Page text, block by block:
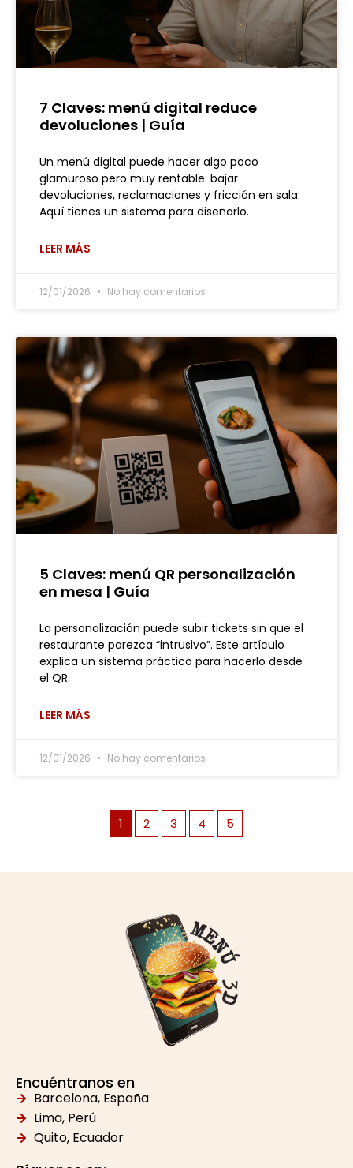
7 Claves: menú digital reduce
devoluciones | Guía
Un menú digital puede hacer algo poco
glamuroso pero muy rentable: bajar
devoluciones, reclamaciones y fricción en sala.
Aquí tienes un sistema para diseñarlo.
LEER MÁS
12/01/2026 No hay comentarios
5 Claves: menú QR personalización
en mesa | Guía
La personalización puede subir tickets sin que el
restaurante parezca “intrusivo”. Este artículo
explica un sistema práctico para hacerlo desde
el QR.
LEER MÁS
12/01/2026 No hay comentarios
1 2 3 4 5
Encuéntranos en
Barcelona, España
Lima, Perú
Quito, Ecuador